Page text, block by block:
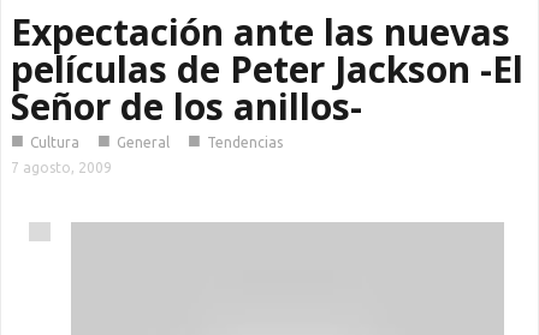
Expectación ante las nuevas
películas de Peter Jackson -El
Señor de los anillos-
■ Cultura ■ General ■ Tendencias
7 agosto, 2009